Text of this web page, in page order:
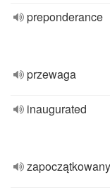
preponderance
przewaga
inaugurated
zapoczątkowany